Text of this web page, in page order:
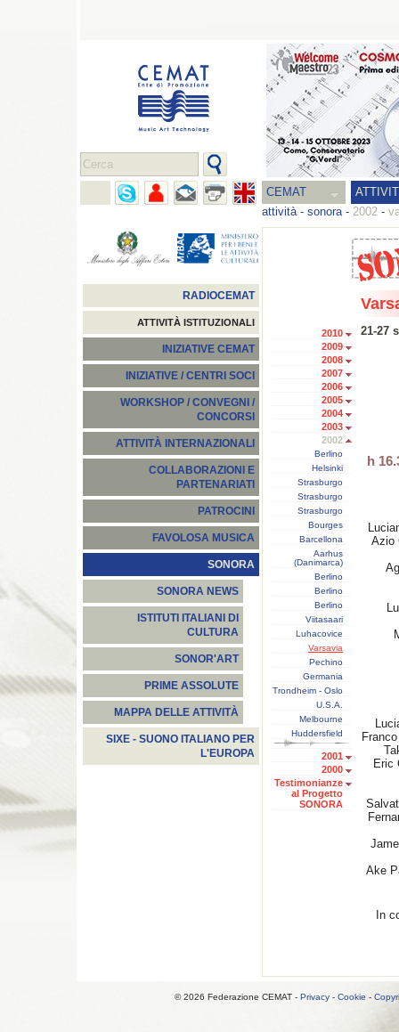
CEMAT
attività- sonora- 2002 -
RADIOCEMAT
ATTIVITÀ ISTITUZIONALI
INIZIATIVE CEMAT
INIZIATIVE / CENTRI SOCI
WORKSHOP / CONVEGNI /
CONCORSI
ATTIVITÀ INTERNAZIONALI
COLLABORAZIONI E
PARTENARIATI
PATROCINI
FAVOLOSA MUSICA
SONORA
SONORA NEWS
ISTITUTI ITALIANI DI
CULTURA
SONOR'ART
PRIME ASSOLUTE
MAPPA DELLE ATTIVITÀ
SIXE - SUONO ITALIANO PER
L'EUROPA
2010
2009
2008
2007
2006
2005
2004
2003
2002
Berlino
Helsinki
Strasburgo
Strasburgo
Strasburgo
Bourges
Barcellona
Aarhus
(Danimarca)
Berlino
Berlino
Berlino
Viitasaari
Luhacovice
Varsavia
Pechino
Germania
Trondheim - Oslo
U.S.A.
Melbourne
Huddersfield
2001
2000
Testimonianze
al Progetto
SONORA
21-27
h
Azio
Eric
Ake
In
© 2026 Federazione CEMAT - Privacy- Cookie -